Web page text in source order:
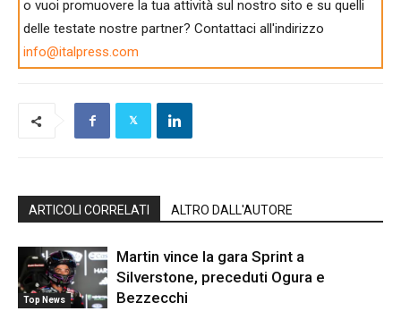
o vuoi promuovere la tua attività sul nostro sito e su quelli
delle testate nostre partner? Contattaci all'indirizzo
info@italpress.com
ARTICOLI CORRELATI ALTRO DALL'AUTORE
Top News
Martin vince la gara Sprint a
Silverstone, preceduti Ogura e
Bezzecchi